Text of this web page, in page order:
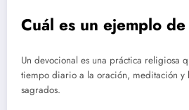
Cuál es un ejemplo
Un devocional es una práctica religiosa
tiempo diario a la oración, meditación y
sagrados.